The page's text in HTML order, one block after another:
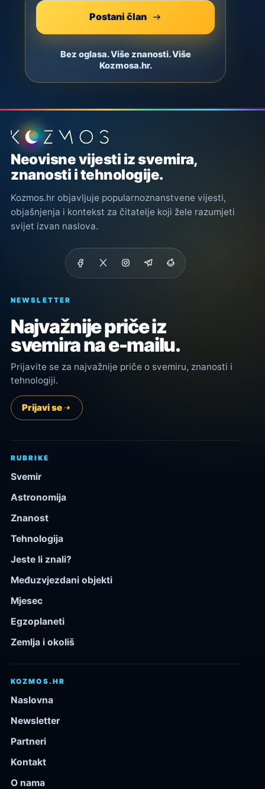
Postani član
Bez oglasa. Više znanosti. Više
Kozmosa.hr.
Podnožje stranice
Neovisne vijesti iz svemira,
znanosti i tehnologije.
Kozmos.hr objavljuje popularnoznanstvene vijesti,
objašnjenja i kontekst za čitatelje koji žele razumjeti
svijet izvan naslova.
NEWSLETTER
Najvažnije priče iz
svemira na e-mailu.
Prijavite se za najvažnije priče o svemiru, znanosti i
tehnologiji.
Prijavi se
RUBRIKE
Svemir
Astronomija
Znanost
Tehnologija
Jeste li znali?
Međuzvjezdani objekti
Mjesec
Egzoplaneti
Zemlja i okoliš
KOZMOS.HR
Naslovna
Newsletter
Partneri
Kontakt
O nama